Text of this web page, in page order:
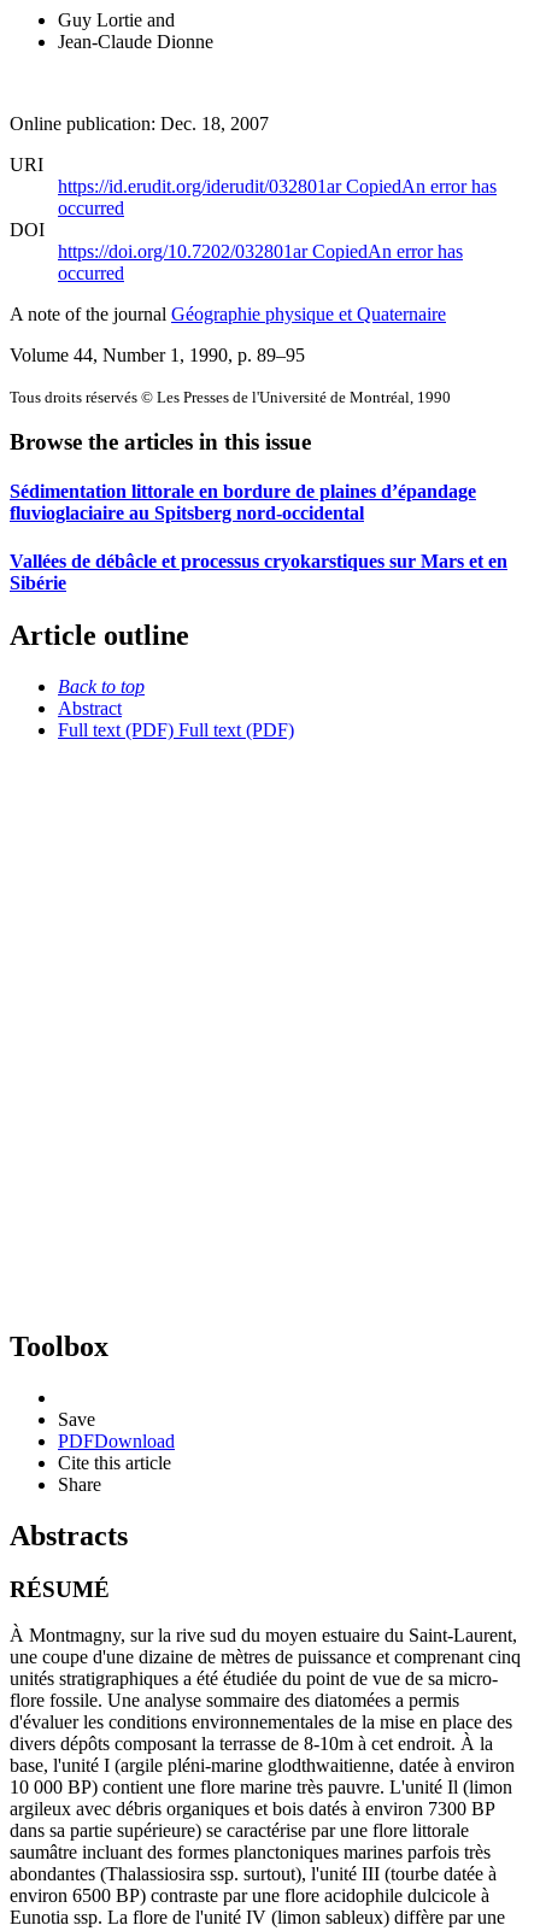
Guy Lortie and
Jean-Claude Dionne
Online publication: Dec. 18, 2007
URI
https://id.erudit.org/iderudit/032801arCopiedAn error has
occurred
DOI
https://doi.org/10.7202/032801arCopiedAn error has
occurred
A note of the journal Géographie physique et Quaternaire
Volume 44, Number 1, 1990, p. 89–95
Tous droits réservés © Les Presses de l'Université de Montréal, 1990
Browse the articles in this issue
Sédimentation littorale en bordure de plaines d’épandage
fluvioglaciaire au Spitsberg nord-occidental
Vallées de débâcle et processus cryokarstiques sur Mars et en
Sibérie
Article outline
Back to top
Abstract
Full text (PDF) Full text (PDF)
Toolbox
Save
PDFDownload
Cite this article
Share
Abstracts
RÉSUMÉ
À Montmagny, sur la rive sud du moyen estuaire du Saint-Laurent,
une coupe d'une dizaine de mètres de puissance et comprenant cinq
unités stratigraphiques a été étudiée du point de vue de sa micro-
flore fossile. Une analyse sommaire des diatomées a permis
d'évaluer les conditions environnementales de la mise en place des
divers dépôts composant la terrasse de 8-10m à cet endroit. À la
base, l'unité I (argile pléni-marine glodthwaitienne, datée à environ
10 000 BP) contient une flore marine très pauvre. L'unité Il (limon
argileux avec débris organiques et bois datés à environ 7300 BP
dans sa partie supérieure) se caractérise par une flore littorale
saumâtre incluant des formes planctoniques marines parfois très
abondantes (Thalassiosira ssp. surtout), l'unité III (tourbe datée à
environ 6500 BP) contraste par une flore acidophile dulcicole à
Eunotia ssp. La flore de l'unité IV (limon sableux) diffère par une